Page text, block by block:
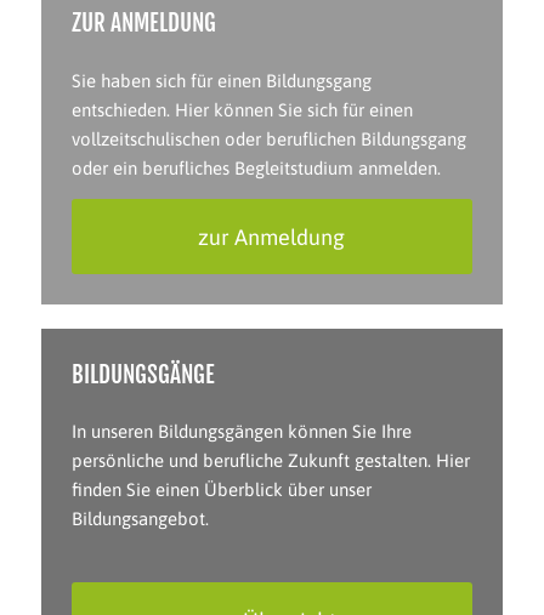
ZUR ANMELDUNG
Sie haben sich für einen Bildungsgang
entschieden. Hier können Sie sich für einen
vollzeitschulischen oder beruflichen Bildungsgang
oder ein berufliches Begleitstudium anmelden.
zur Anmeldung
BILDUNGSGÄNGE
In unseren Bildungsgängen können Sie Ihre
persönliche und berufliche Zukunft gestalten. Hier
finden Sie einen Überblick über unser
Bildungsangebot.